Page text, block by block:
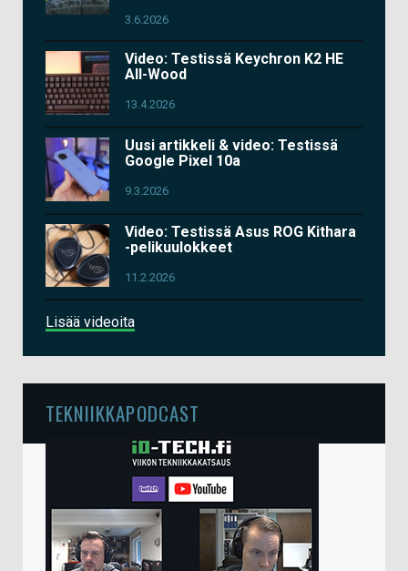
3.6.2026
Video: Testissä Keychron K2 HE
All-Wood
13.4.2026
Uusi artikkeli & video: Testissä
Google Pixel 10a
9.3.2026
Video: Testissä Asus ROG Kithara
-pelikuulokkeet
11.2.2026
Lisää videoita
TEKNIIKKAPODCAST